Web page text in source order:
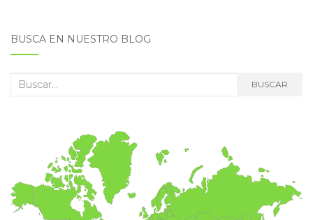
BUSCA EN NUESTRO BLOG
Buscar: BUSCAR